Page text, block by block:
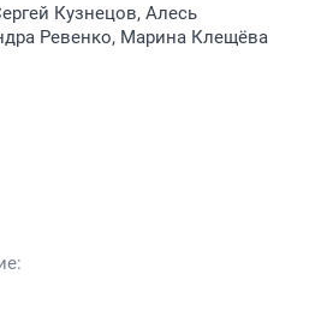
Кузнецов, Алесь
Ревенко, Марина Клещёва